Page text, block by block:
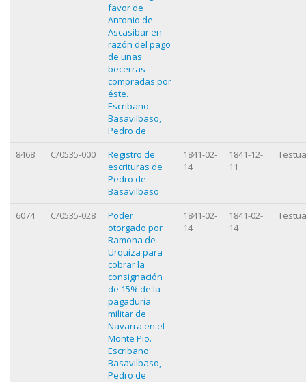
favor de
Antonio de
Ascasibar en
razón del pago
de unas
becerras
compradas por
éste.
Escribano:
Basavilbaso,
Pedro de
8468
C/0535-000
Registro de
escrituras de
Pedro de
Basavilbaso
1841-02-
14
1841-12-
11
6074 C/0535-028
Poder
otorgado por
Ramona de
Urquiza para
cobrar la
consignación
de 15% de la
pagaduría
militar de
Navarra en el
Monte Pio.
Escribano:
Basavilbaso,
Pedro de
1841-02-
14
1841-02-
14